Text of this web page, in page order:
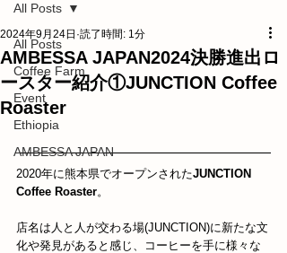
All Posts
Coffee Farm
Event
Ethiopia
AMBESSA JAPAN
All Posts
AMBESSA JAPAN2024決勝進出ロ
ースター紹介①JUNCTION Coffee
Roaster
2024年9月24日 読了時間: 1分
2020年に熊本県でオープンされたJUNCTION
Coffee Roaster。
店名は人と人が交わる場(JUNCTION)に新たな文
化や発見があると感じ、コーヒーを手に様々な